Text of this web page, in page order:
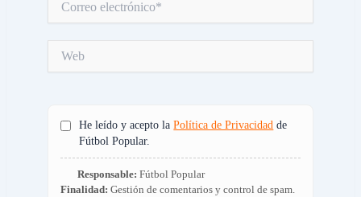
electrónico*
He leído y acepto laPolítica de Privacidad de
Fútbol Popular.
Responsable: Fútbol Popular
Finalidad: Gestión de comentarios y control de spam.